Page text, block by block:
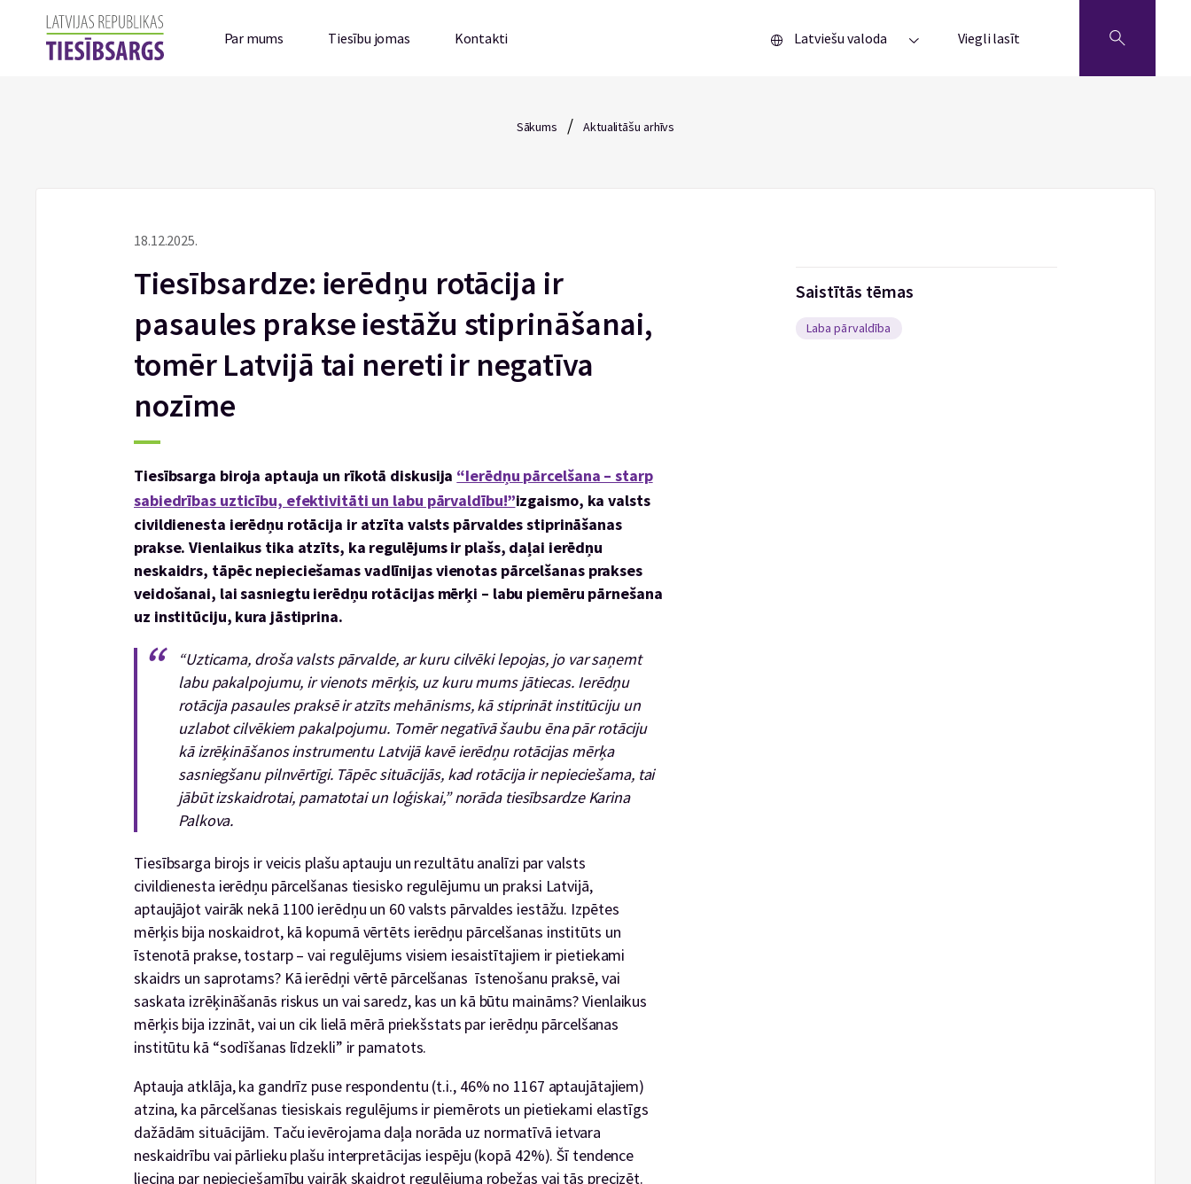
Par mums Tiesību jomas Kontakti Latviešu valoda Viegli lasīt
Sākums / Aktualitāšu arhīvs
18.12.2025.
Tiesībsardze: ierēdņu rotācija ir
pasaules prakse iestāžu stiprināšanai,
tomēr Latvijā tai nereti ir negatīva
nozīme
Tiesībsarga biroja aptauja un rīkotā diskusija “Ierēdņu pārcelšana – starp
sabiedrības uzticību, efektivitāti un labu pārvaldību!”izgaismo, ka valsts
civildienesta ierēdņu rotācija ir atzīta valsts pārvaldes stiprināšanas
prakse. Vienlaikus tika atzīts, ka regulējums ir plašs, daļai ierēdņu
neskaidrs, tāpēc nepieciešamas vadlīnijas vienotas pārcelšanas prakses
veidošanai, lai sasniegtu ierēdņu rotācijas mērķi – labu piemēru pārnešana
uz institūciju, kura jāstiprina.
“Uzticama, droša valsts pārvalde, ar kuru cilvēki lepojas, jo var saņemt
labu pakalpojumu, ir vienots mērķis, uz kuru mums jātiecas. Ierēdņu
rotācija pasaules praksē ir atzīts mehānisms, kā stiprināt institūciju un
uzlabot cilvēkiem pakalpojumu. Tomēr negatīvā šaubu ēna pār rotāciju
kā izrēķināšanos instrumentu Latvijā kavē ierēdņu rotācijas mērķa
sasniegšanu pilnvērtīgi. Tāpēc situācijās, kad rotācija ir nepieciešama, tai
jābūt izskaidrotai, pamatotai un loģiskai,” norāda tiesībsardze Karina
Palkova.
Tiesībsarga birojs ir veicis plašu aptauju un rezultātu analīzi par valsts
civildienesta ierēdņu pārcelšanas tiesisko regulējumu un praksi Latvijā,
aptaujājot vairāk nekā 1100 ierēdņu un 60 valsts pārvaldes iestāžu. Izpētes
mērķis bija noskaidrot, kā kopumā vērtēts ierēdņu pārcelšanas institūts un
īstenotā prakse, tostarp – vai regulējums visiem iesaistītajiem ir pietiekami
skaidrs un saprotams? Kā ierēdņi vērtē pārcelšanas īstenošanu praksē, vai
saskata izrēķināšanās riskus un vai saredz, kas un kā būtu maināms? Vienlaikus
mērķis bija izzināt, vai un cik lielā mērā priekšstats par ierēdņu pārcelšanas
institūtu kā “sodīšanas līdzekli” ir pamatots.
Aptauja atklāja, ka gandrīz puse respondentu (t.i., 46% no 1167 aptaujātajiem)
atzina, ka pārcelšanas tiesiskais regulējums ir piemērots un pietiekami elastīgs
dažādām situācijām. Taču ievērojama daļa norāda uz normatīvā ietvara
neskaidrību vai pārlieku plašu interpretācijas iespēju (kopā 42%). Šī tendence
liecina par nepieciešamību vairāk skaidrot regulējuma robežas vai tās precizēt.
Saistītās tēmas
Laba pārvaldība